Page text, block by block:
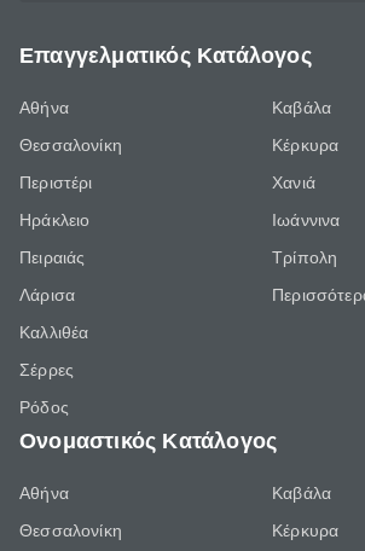
Επαγγελματικός Κατάλογος
Αθήνα
Θεσσαλονίκη
Περιστέρι
Ηράκλειο
Πειραιάς
Λάρισα
Καλλιθέα
Σέρρες
Ρόδος
Καβάλα
Κέρκυρα
Χανιά
Ιωάννινα
Τρίπολη
Ονομαστικός Κατάλογος
Αθήνα
Θεσσαλονίκη
Καβάλα
Κέρκυρα